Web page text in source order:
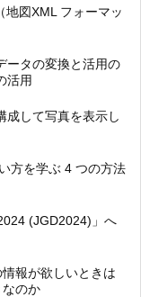
図XML フォーマッ
ータの変換と活用の
活用
成して写真を表示し
方を学ぶ 4 つの方法
(JGD2024)」へ
報が欲しいときは
のか